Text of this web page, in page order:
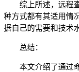
综上所述，远程查
种方式都有其适用情
据自己的需要和技术
总结：
本文介绍了通过命